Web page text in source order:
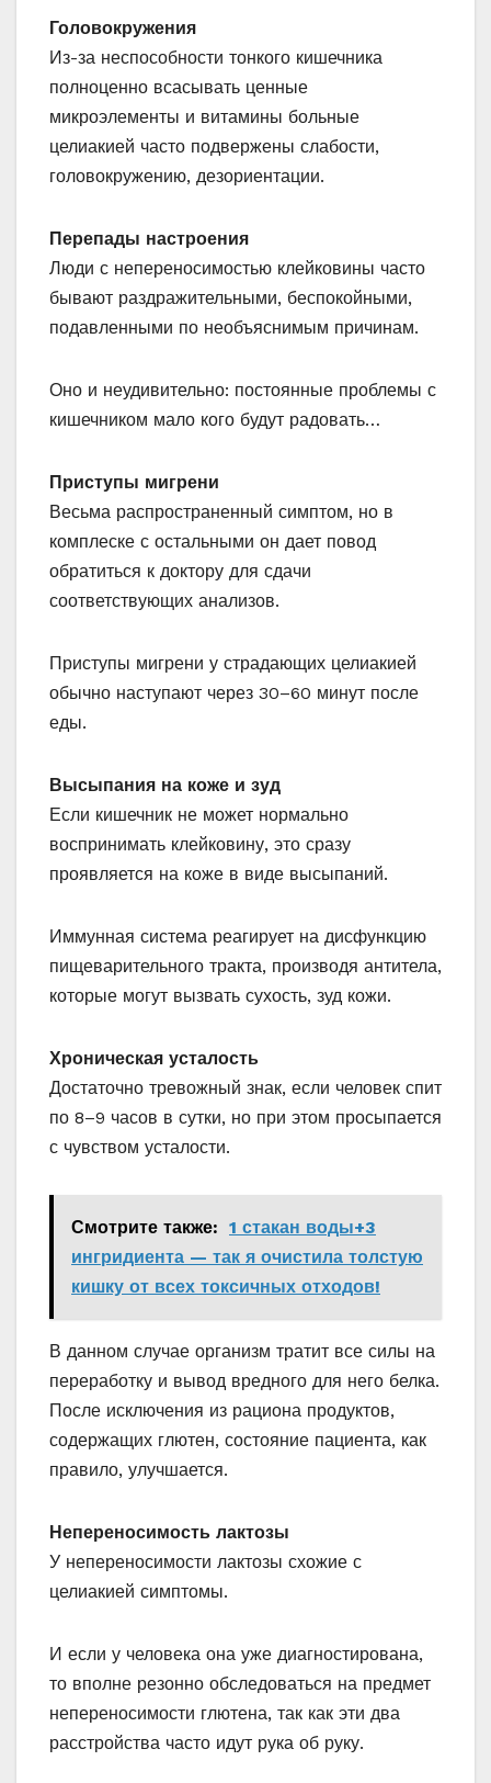
Головокружения
Из-за неспособности тонкого кишечника
полноценно всасывать ценные
микроэлементы и витамины больные
целиакией часто подвержены слабости,
головокружению, дезориентации.
Перепады настроения
Люди с непереносимостью клейковины часто
бывают раздражительными, беспокойными,
подавленными по необъяснимым причинам.
Оно и неудивительно: постоянные проблемы с
кишечником мало кого будут радовать…
Приступы мигрени
Весьма распространенный симптом, но в
комплеске с остальными он дает повод
обратиться к доктору для сдачи
соответствующих анализов.
Приступы мигрени у страдающих целиакией
обычно наступают через 30–60 минут после
еды.
Высыпания на коже и зуд
Если кишечник не может нормально
воспринимать клейковину, это сразу
проявляется на коже в виде высыпаний.
Иммунная система реагирует на дисфункцию
пищеварительного тракта, производя антитела,
которые могут вызвать сухость, зуд кожи.
Хроническая усталость
Достаточно тревожный знак, если человек спит
по 8–9 часов в сутки, но при этом просыпается
с чувством усталости.
Смотрите также: 1 стакан воды+3
ингридиента — так я очистила толстую
кишку от всех токсичных отходов!
В данном случае организм тратит все силы на
переработку и вывод вредного для него белка.
После исключения из рациона продуктов,
содержащих глютен, состояние пациента, как
правило, улучшается.
Непереносимость лактозы
У непереносимости лактозы схожие с
целиакией симптомы.
И если у человека она уже диагностирована,
то вполне резонно обследоваться на предмет
непереносимости глютена, так как эти два
расстройства часто идут рука об руку.